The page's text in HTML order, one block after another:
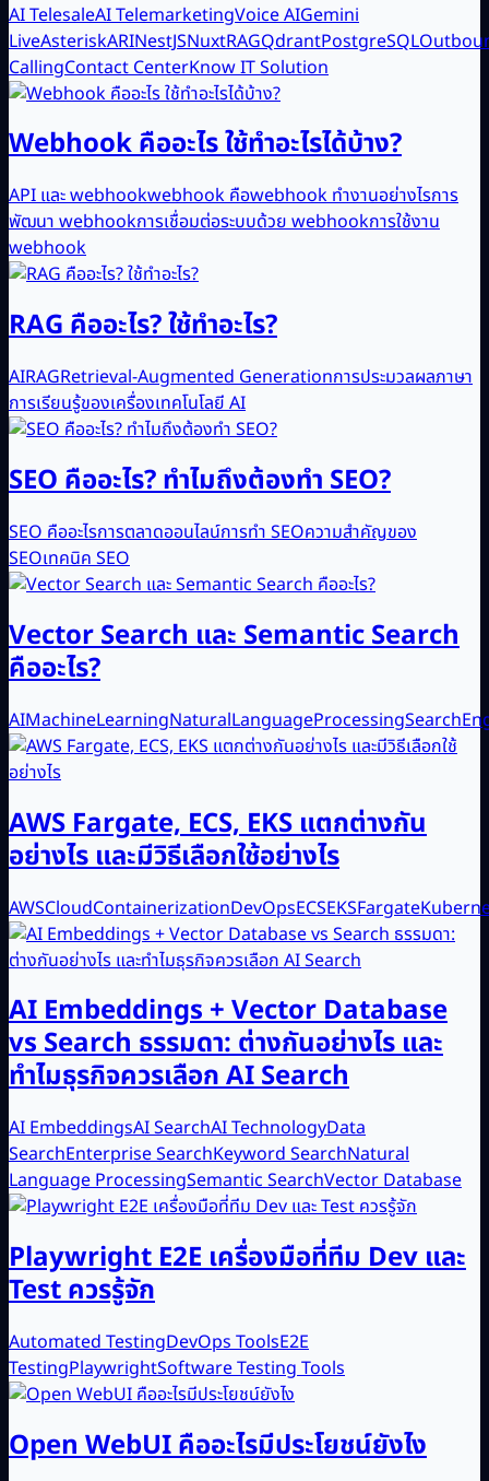
AI TelesaleAI TelemarketingVoice AIGemini
LiveAsteriskARINestJSNuxtRAGQdrantPostgreSQL
CallingContact CenterKnow IT Solution
Webhook คืออะไร ใช้ทำอะไรได้บ้าง?
API และ webhookwebhook คือwebhook ทำงานอย่างไรการ
พัฒนา webhookการเชื่อมต่อระบบด้วย webhookการใช้งาน
webhook
RAG คืออะไร? ใช้ทำอะไร?
AIRAGRetrieval-Augmented Generationการประมวลผลภาษา
การเรียนรู้ของเครื่องเทคโนโลยี AI
SEO คืออะไร? ทำไมถึงต้องทำ SEO?
SEO คืออะไรการตลาดออนไลน์การทำ SEOความสำคัญของ
SEOเทคนิค SEO
Vector Search และ Semantic Search
คืออะไร?
AIMachineLearningNaturalLanguageProcessing
AWS Fargate, ECS, EKS แตกต่างกัน
อย่างไร และมีวิธีเลือกใช้อย่างไร
AWSCloudContainerizationDevOpsECSEKSFargate
AI Embeddings + Vector Database
vs Search ธรรมดา: ต่างกันอย่างไร และ
ทำไมธุรกิจควรเลือก AI Search
AI EmbeddingsAI SearchAI TechnologyData
SearchEnterprise SearchKeyword SearchNatural
Language ProcessingSemantic SearchVector Database
Playwright E2E เครื่องมือที่ทีม Dev และ
Test ควรรู้จัก
Automated TestingDevOps ToolsE2E
TestingPlaywrightSoftware Testing Tools
Open WebUI คืออะไรมีประโยชน์ยังไง